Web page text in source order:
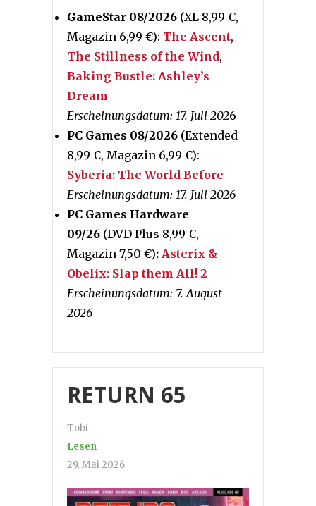
GameStar 08/2026 (XL 8,99 €,
Magazin 6,99 €): The Ascent,
The Stillness of the Wind,
Baking Bustle: Ashley’s
Dream
Erscheinungsdatum: 17. Juli 2026
PC Games 08/2026 (Extended
8,99 €, Magazin 6,99 €):
Syberia: The World Before
Erscheinungsdatum: 17. Juli 2026
PC Games Hardware
09/26 (DVD Plus 8,99 €,
Magazin 7,50 €): Asterix &
Obelix: Slap them All! 2
Erscheinungsdatum: 7. August
2026
RETURN 65
Tobi
Lesen
29. Mai 2026